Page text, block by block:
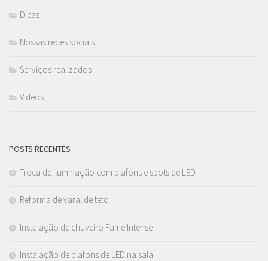
Dicas
Nossas redes sociais
Serviços realizados
Videos
POSTS RECENTES
Troca de iluminação com plafons e spots de LED
Reforma de varal de teto
Instalação de chuveiro Fame Intense
Instalação de plafons de LED na sala